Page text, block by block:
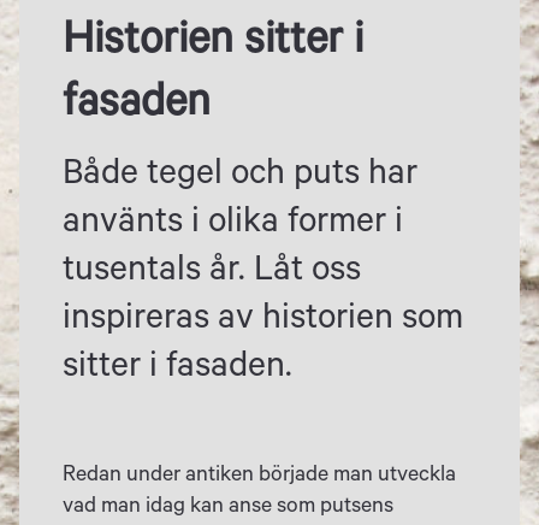
Historien sitter i
fasaden
Både tegel och puts har
använts i olika former i
tusentals år. Låt oss
inspireras av historien som
sitter i fasaden.
Redan under antiken började man utveckla
vad man idag kan anse som putsens